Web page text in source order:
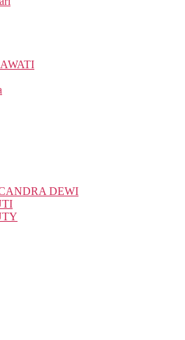
DEWI